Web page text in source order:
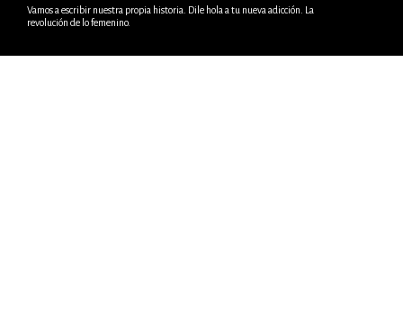
Vamos a escribir nuestra propia historia. Dile hola a tu nueva adicción. La
revolución de lo femenino.